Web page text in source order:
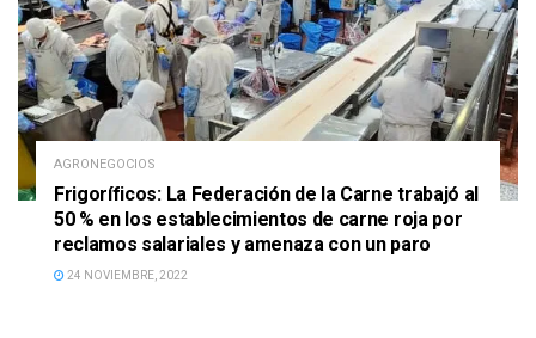
AGRONEGOCIOS
Frigoríficos: La Federación de la Carne trabajó al
50 % en los establecimientos de carne roja por
reclamos salariales y amenaza con un paro
24 NOVIEMBRE, 2022